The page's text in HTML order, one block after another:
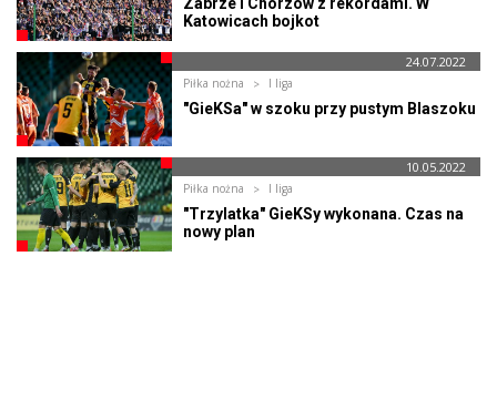
Katowicach bojkot
24.07.2022
Piłka nożna I liga
"GieKSa" w szoku przy pustym Blaszoku
10.05.2022
Piłka nożna I liga
"Trzylatka" GieKSy wykonana. Czas na
nowy plan